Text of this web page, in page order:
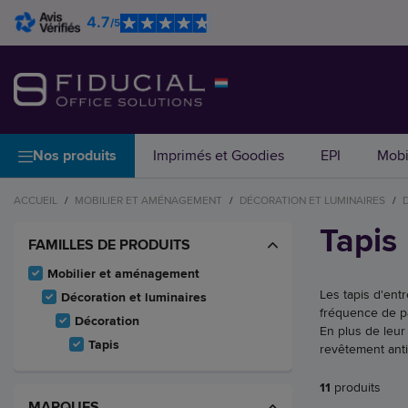
4.7/5
Nos produits Imprimés et Goodies EPI
ACCUEIL / MOBILIER ET AMÉNAGEMENT / DÉCORATION ET LUMINAIRES /
FAMILLES DE PRODUITS
Mobilier et aménagement
Décoration et luminaires
Décoration
Tapis
Tapis
Les tapis
fréquence de
En plus de
revêtement
11 produits